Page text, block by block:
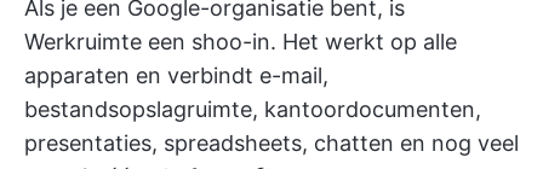
Als je een Google-organisatie bent, is
Werkruimte een shoo-in. Het werkt op alle
apparaten en verbindt e-mail,
bestandsopslagruimte, kantoordocumenten,
presentaties, spreadsheets, chatten en nog veel